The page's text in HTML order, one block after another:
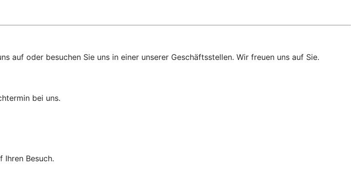
auf oder besuchen Sie uns in einer unserer Geschäftsstellen. Wir freuen uns auf Sie.
bei uns.
Ihren Besuch.